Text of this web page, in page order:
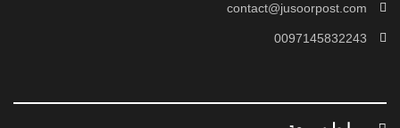
contact@jusoorpost.com
0097145832243